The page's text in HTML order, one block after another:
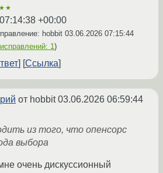
+00:00
hobbit 03.06.2026 07:15:44
исправлений: 1)
Ссылка
от hobbit03.06.2026 06:59:44
из того, что опенсорс
выбора
очень дискуссионный